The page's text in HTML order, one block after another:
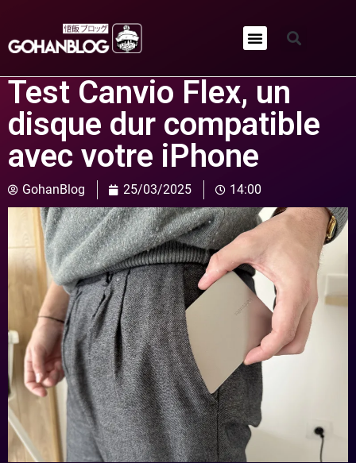
Test Canvio Flex, un
disque dur compatible
avec votre iPhone
GohanBlog 25/03/2025 14:00